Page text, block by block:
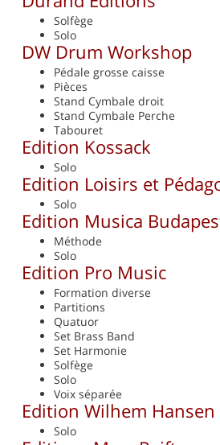
Solfège
Solo
DW Drum Workshop
Pédale grosse caisse
Pièces
Stand Cymbale droit
Stand Cymbale Perche
Tabouret
Edition Kossack
Solo
Edition Loisirs et
Solo
Edition Musica
Méthode
Solo
Edition Pro Music
Formation diverse
Partitions
Quatuor
Set Brass Band
Set Harmonie
Solfège
Solo
Voix séparée
Edition Wilhem Hansen
Solo